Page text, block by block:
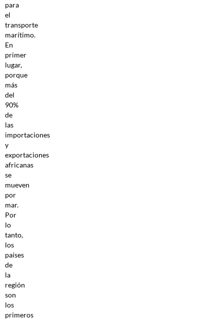
para
el
transporte
marítimo.
En
primer
lugar,
porque
más
del
90%
de
las
importaciones
y
exportaciones
africanas
se
mueven
por
mar.
Por
lo
tanto,
los
países
de
la
región
son
los
primeros